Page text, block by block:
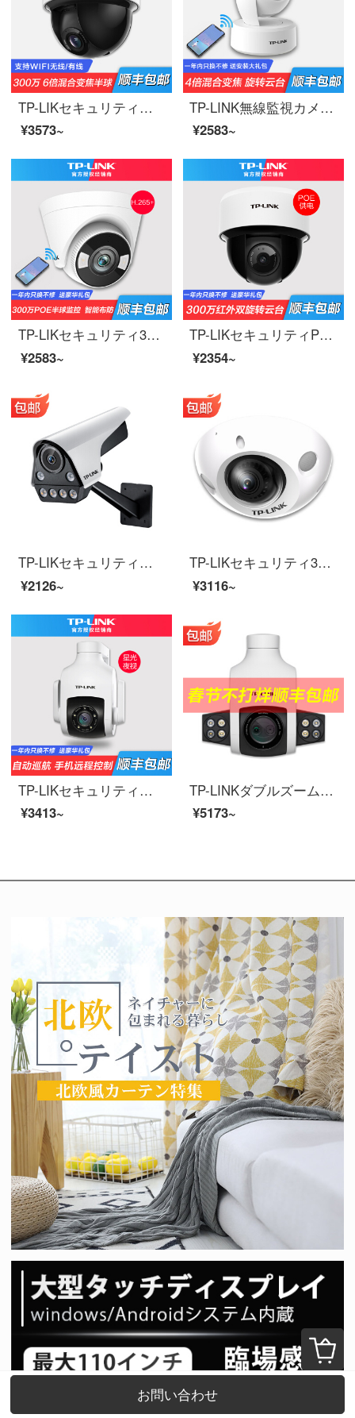
TP-LIKセキュリティ無線監視カメラ携帯電話の長距離360度のパノラマ回転雲台がトップ半球を吸い込んで家庭の商用室内外の高清ネットワークの映像プローブ300万超清WIFI/LAN版【6倍ズームモデル】128 GB
¥3573~
TP-LINK無線監視カメラwifi携帯電話の長距離300万高清ズーム雲台ネットワークのスマートセキュリティー家庭用モニタ360度のパノラマTL-PC 43 ANZの4倍ズーム回転カメラ32 GB
¥2583~
TP-LIKセキュリティ300万PoE星光フルカラー警戒ライト級センサーはスピーカーTL-PC 435 HPA-A TL-PC 435 HPA-A 32 Gに接続できます。
¥2583~
TP-LIKセキュリティPOEケーブル監視カメラ携帯電話の長距離パノラマ回転雲台吸頂半球家庭用商用室内外高清ネットワーク映像プローブ【POE給電/DC給電対応】TL-PC 43 KP 32 G
¥2354~
TP-LIKセキュリティハイビジョンフルカラー監視カメラ携帯電話の遠隔監視カメラのDC給電外照明補光器携帯電話の遠隔防水防塵音声について、TL-PC 546 F 400万日夜フルカラー6 mmメモリがありません。
¥2126~
TP-LIKセキュリティ300万高精細エレベーター監視カメラPOE網線給電音声対談家庭用携帯電話の遠距離星光赤外線夜間テレビの大広角TL-PC 432 MHz-Dエレベーターの防暴監視/双方向音声16 G
¥3116~
TP-LIKセキュリティ高精細無線監視カメラ自動クルーズ携帯電話wifi家庭用防犯カメラ防水防塵ボール機電源版TL-PC 646-D 4【400万】星の光夜間パトロールモデルメモリなし
¥3413~
TP-LINKダブルズーム無線監視カメラ自動クルーズ屋外家庭用携帯電話の長距離テレビは、ダブル画面のプレビューをサポートします。
¥5173~
お問い合わせ